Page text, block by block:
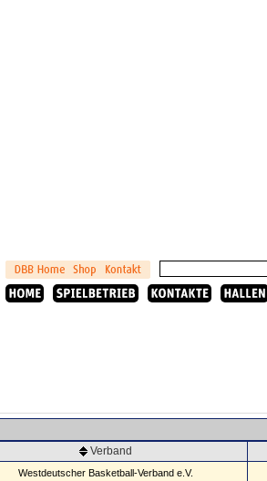
Verband
Westdeutscher Basketball-Verband e.V.